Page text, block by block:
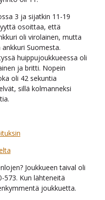
3 ja sijatkin 11-19
osoittaa, että
oli virolainen, mutta
Suomesta.
huippujoukkueessa oli
ja britti. Nopein
oli 42 sekuntia
sillä kolmanneksi
Joukkueen taival oli
573. Kun lähteneitä
joukkuetta.